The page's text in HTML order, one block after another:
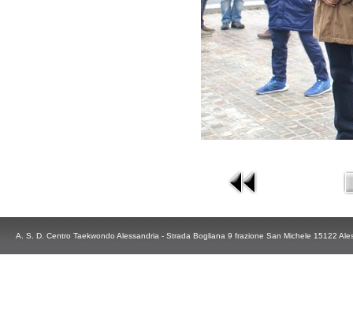
A. S. D. Centro Taekwondo Alessandria - Strada Bogliana 9 frazione San Michele 15122